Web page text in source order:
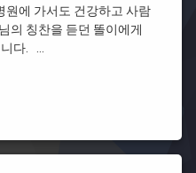
에 가서도 건강하고 사람
의 칭찬을 듣던 똘이에게
다. …